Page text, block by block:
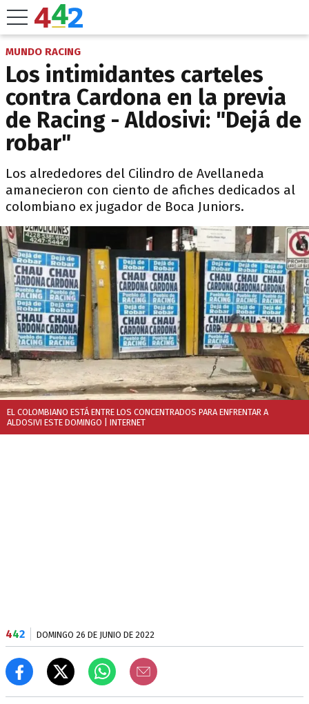
MUNDO RACING
Los intimidantes carteles
contra Cardona en la previa
de Racing - Aldosivi: "Dejá de
robar"
Los alrededores del Cilindro de Avellaneda
amanecieron con ciento de afiches dedicados al
colombiano ex jugador de Boca Juniors.
EL COLOMBIANO ESTÁ ENTRE LOS CONCENTRADOS PARA ENFRENTAR A
ALDOSIVI ESTE DOMINGO | INTERNET
442 DOMINGO 26 DE JUNIO DE 2022